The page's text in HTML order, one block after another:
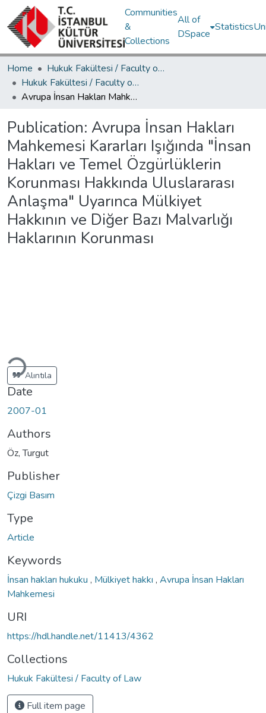
Communities
&
Collections
All of
DSpace
Statistics
Home
Hukuk Fakültesi / Faculty of Law
Hukuk Fakültesi / Faculty of Law
Avrupa İnsan Hakları Mahkemesi Kararları Işığında "İnsan Hakları ve Temel Özgürlüklerin Korunması Hakkında Uluslararası Anlaşma" Uyarınca Mülkiyet Hakkının ve Diğer Bazı Malvarlığı Haklarının Korunması
Publication: Avrupa İnsan Hakları
Mahkemesi Kararları Işığında "İnsan
Hakları ve Temel Özgürlüklerin
Korunması Hakkında Uluslararası
Anlaşma" Uyarınca Mülkiyet
Hakkının ve Diğer Bazı Malvarlığı
Haklarının Korunması
Alıntıla
Date
2007-01
Authors
Öz, Turgut
Publisher
Çizgi Basım
Type
Article
Keywords
İnsan hakları hukuku , Mülkiyet hakkı , Avrupa İnsan Hakları
Mahkemesi
URI
https://hdl.handle.net/11413/4362
Collections
Hukuk Fakültesi / Faculty of Law
Full item page